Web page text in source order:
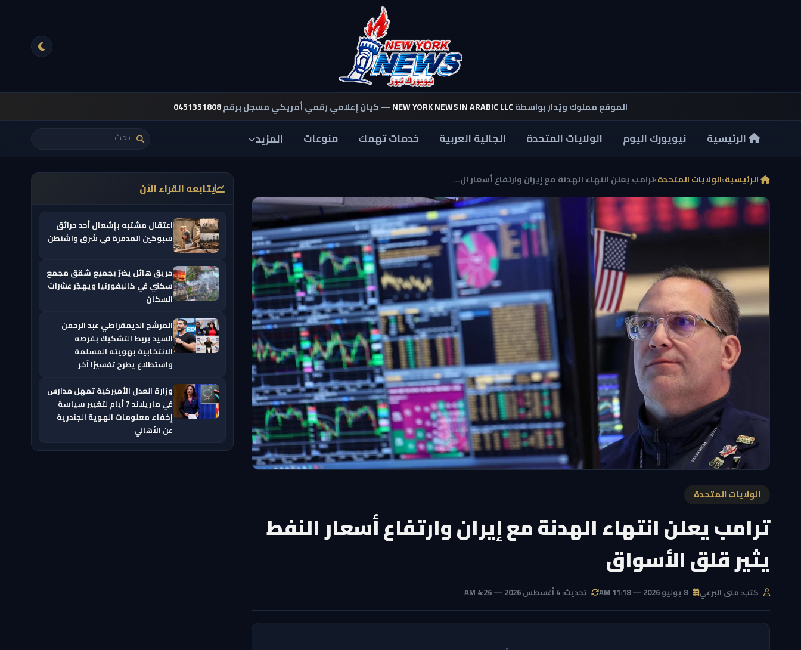
الموقع مملوك ويُدار بواسطةNEW YORK NEWS IN ARABIC LLC— كيان إعلامي رقمي أمريكي مسجل برقم0451351808
الرئيسية نيويورك اليوم الولايات المتحدة الجالية العربية خدمات تهمك منوعات المزيد
الرئيسية›الولايات المتحدة›ترامب يعلن انتهاء الهدنة مع إيران وارتفاع أسعار ال...
الولايات المتحدة
ترامب يعلن انتهاء الهدنة مع إيران وارتفاع أسعار النفط
يثير قلق الأسواق
كتب: منى البرعي 8 يوليو 2026 — 11:18 AM تحديث: 4 أغسطس 2026 — 4:26 AM
يتابعه القراء الآن
اعتقال مشتبه بإشعال أحد حرائق
سبوكين المدمرة في شرق واشنطن
حريق هائل يضرّ بجميع شقق مجمع
سكني في كاليفورنيا ويهجّر عشرات
السكان
المرشح الديمقراطي عبد الرحمن
السيد يربط التشكيك بفرصه
الانتخابية بهويته المسلمة
واستطلاع يطرح تفسيرًا آخر
وزارة العدل الأميركية تمهل مدارس
في ماريلاند 7 أيام لتغيير سياسة
إخفاء معلومات الهوية الجندرية
عن الأهالي